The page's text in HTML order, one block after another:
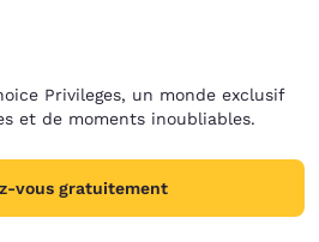
Privileges, un monde exclusif
et de moments inoubliables.
vous gratuitement